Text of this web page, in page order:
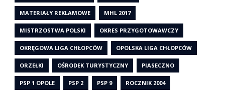
MATERIAŁY REKLAMOWE MHL 2017
MISTRZOSTWA POLSKI OKRES PRZYGOTOWAWCZY
OKRĘGOWA LIGA CHŁOPCÓW OPOLSKA LIGA CHŁOPCÓW
ORZEŁKI OŚRODEK TURYSTYCZNY PIASECZNO
PSP 1 OPOLE PSP 2 PSP 9 ROCZNIK 2004